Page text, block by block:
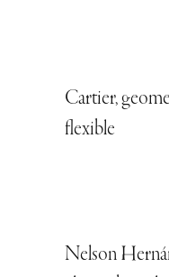
Cartier,
flexible
Nelson